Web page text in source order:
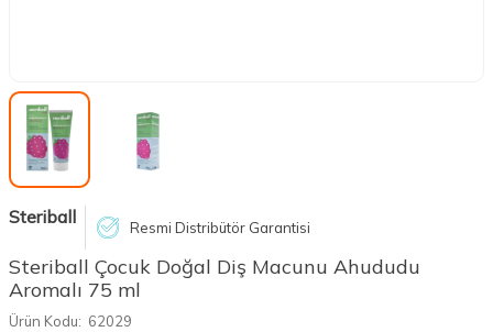
Steriball Resmi Distribütör Garantisi
Steriball Çocuk Doğal Diş Macunu Ahududu
Aromalı 75 ml
Ürün Kodu: 62029